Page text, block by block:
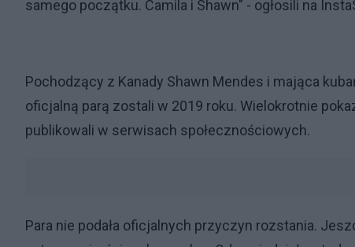
samego początku. Camila i Shawn" - ogłosili na
Pochodzący z Kanady Shawn Mendes i mająca
oficjalną parą zostali w 2019 roku. Wielokrotnie
publikowali w serwisach społecznościowych.
Para nie podała oficjalnych przyczyn rozstania.